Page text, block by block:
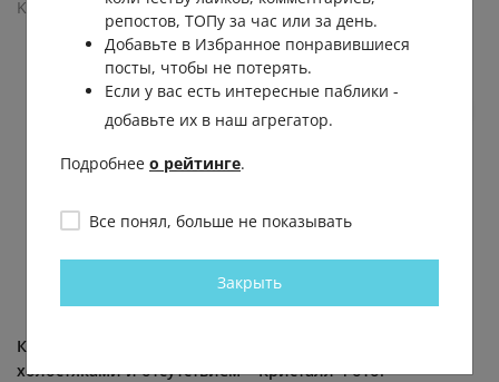
KudaGo: Москва
2.6К 0.0К
Какая связь между
холостяками и отсутствием
Кристалл Фото:
репостов, ТОПу за час или за день.
Добавьте в Избранное понравившиеся
посты, чтобы не потерять.
Если у вас есть интересные паблики -
добавьте их в наш агрегатор.
Подробнее о рейтинге.
Все понял, больше не показывать
Закрыть